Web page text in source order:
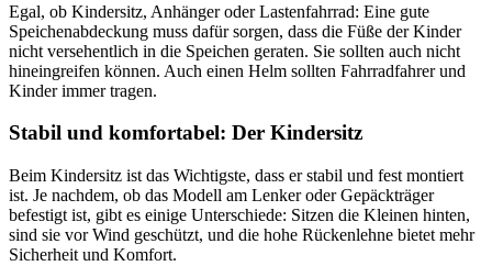
Egal, ob Kindersitz, Anhänger oder Lastenfahrrad: Eine gute
Speichenabdeckung muss dafür sorgen, dass die Füße der Kinder
nicht versehentlich in die Speichen geraten. Sie sollten auch nicht
hineingreifen können. Auch einen Helm sollten Fahrradfahrer und
Kinder immer tragen.
Stabil und komfortabel: Der Kindersitz
Beim Kindersitz ist das Wichtigste, dass er stabil und fest montiert
ist. Je nachdem, ob das Modell am Lenker oder Gepäckträger
befestigt ist, gibt es einige Unterschiede: Sitzen die Kleinen hinten,
sind sie vor Wind geschützt, und die hohe Rückenlehne bietet mehr
Sicherheit und Komfort.